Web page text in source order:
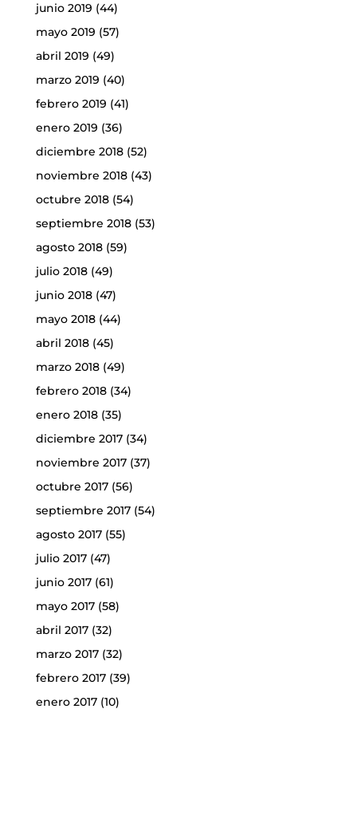
junio 2019 (44)
mayo 2019 (57)
abril 2019 (49)
marzo 2019 (40)
febrero 2019 (41)
enero 2019 (36)
diciembre 2018(52)
noviembre 2018(43)
octubre 2018(54)
septiembre 2018(53)
agosto 2018(59)
julio 2018(49)
junio 2018(47)
mayo 2018(44)
abril 2018(45)
marzo 2018(49)
febrero 2018(34)
enero 2018(35)
diciembre 2017(34)
noviembre 2017(37)
octubre 2017(56)
septiembre 2017(54)
agosto 2017(55)
julio 2017(47)
junio 2017(61)
mayo 2017(58)
abril 2017(32)
marzo 2017(32)
febrero 2017(39)
enero 2017(10)